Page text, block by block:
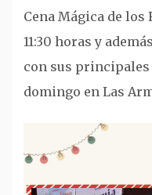
Cena Mágica de los
11:30 horas y
con sus
domingo en Las